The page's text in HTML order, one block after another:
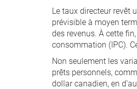
Le taux directeur revêt
prévisible à moyen
des revenus. À cette
consommation (IPC).
Non seulement les
prêts personnels,
dollar canadien, en